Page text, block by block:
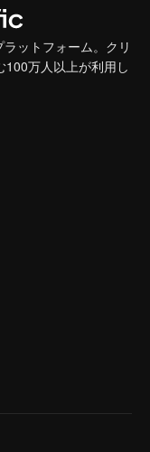
ットフォーム。クリ
100万人以上が利用し